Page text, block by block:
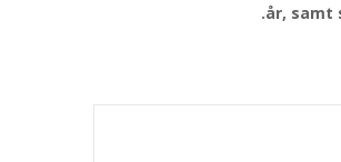
år, samt